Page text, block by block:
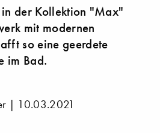
der Kollektion "Max"
mit modernen
so eine geerdete
im Bad.
| 10.03.2021